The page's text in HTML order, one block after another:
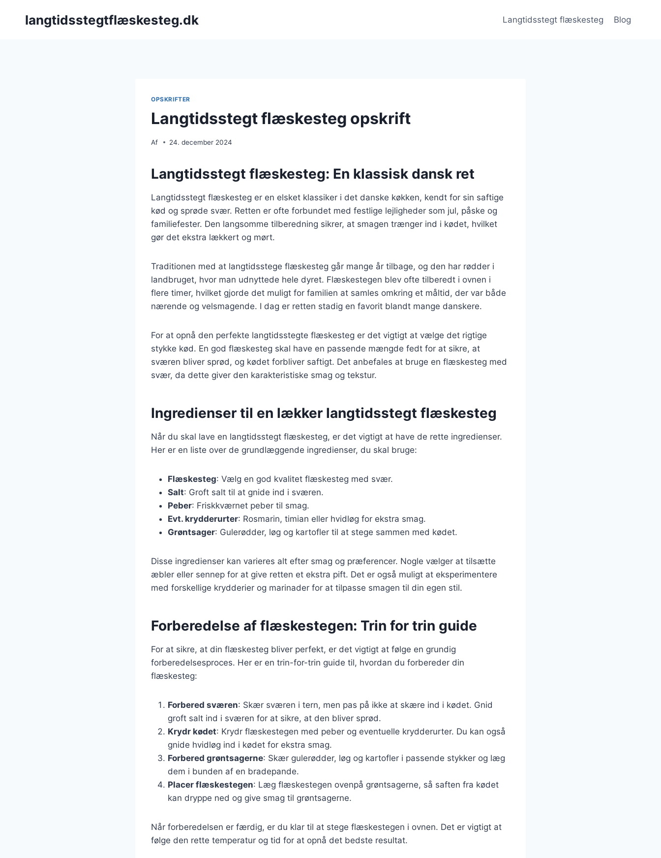
langtidsstegtflæskesteg.dk Langtidsstegt flæskesteg Blog
OPSKRIFTER
Langtidsstegt flæskesteg opskrift
Af 24. december 2024
Langtidsstegt flæskesteg: En klassisk dansk ret
Langtidsstegt flæskesteg er en elsket klassiker i det danske køkken, kendt for sin saftige
kød og sprøde svær. Retten er ofte forbundet med festlige lejligheder som jul, påske og
familiefester. Den langsomme tilberedning sikrer, at smagen trænger ind i kødet, hvilket
gør det ekstra lækkert og mørt.
Traditionen med at langtidsstege flæskesteg går mange år tilbage, og den har rødder i
landbruget, hvor man udnyttede hele dyret. Flæskestegen blev ofte tilberedt i ovnen i
flere timer, hvilket gjorde det muligt for familien at samles omkring et måltid, der var både
nærende og velsmagende. I dag er retten stadig en favorit blandt mange danskere.
For at opnå den perfekte langtidsstegte flæskesteg er det vigtigt at vælge det rigtige
stykke kød. En god flæskesteg skal have en passende mængde fedt for at sikre, at
sværen bliver sprød, og kødet forbliver saftigt. Det anbefales at bruge en flæskesteg med
svær, da dette giver den karakteristiske smag og tekstur.
Ingredienser til en lækker langtidsstegt flæskesteg
Når du skal lave en langtidsstegt flæskesteg, er det vigtigt at have de rette ingredienser.
Her er en liste over de grundlæggende ingredienser, du skal bruge:
Flæskesteg: Vælg en god kvalitet flæskesteg med svær.
Salt: Groft salt til at gnide ind i sværen.
Peber: Friskkværnet peber til smag.
Evt. krydderurter: Rosmarin, timian eller hvidløg for ekstra smag.
Grøntsager: Gulerødder, løg og kartofler til at stege sammen med kødet.
Disse ingredienser kan varieres alt efter smag og præferencer. Nogle vælger at tilsætte
æbler eller sennep for at give retten et ekstra pift. Det er også muligt at eksperimentere
med forskellige krydderier og marinader for at tilpasse smagen til din egen stil.
Forberedelse af flæskestegen: Trin for trin guide
For at sikre, at din flæskesteg bliver perfekt, er det vigtigt at følge en grundig
forberedelsesproces. Her er en trin-for-trin guide til, hvordan du forbereder din
flæskesteg:
Forbered sværen: Skær sværen i tern, men pas på ikke at skære ind i kødet. Gnid
groft salt ind i sværen for at sikre, at den bliver sprød.
Krydr kødet: Krydr flæskestegen med peber og eventuelle krydderurter. Du kan også
gnide hvidløg ind i kødet for ekstra smag.
Forbered grøntsagerne: Skær gulerødder, løg og kartofler i passende stykker og læg
dem i bunden af en bradepande.
Placer flæskestegen: Læg flæskestegen ovenpå grøntsagerne, så saften fra kødet
kan dryppe ned og give smag til grøntsagerne.
Når forberedelsen er færdig, er du klar til at stege flæskestegen i ovnen. Det er vigtigt at
følge den rette temperatur og tid for at opnå det bedste resultat.